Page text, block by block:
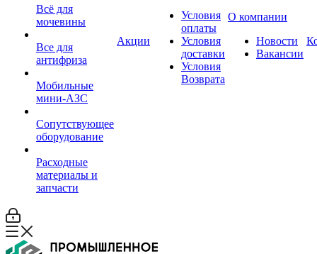
Всё для
мочевины
Все для
антифриза
Мобильные
мини-АЗС
Сопутствующее
оборудование
Расходные
материалы и
запчасти
Акции
Условия
оплаты
Условия
доставки
Условия
Возврата
О компании
Новости
Вакансии